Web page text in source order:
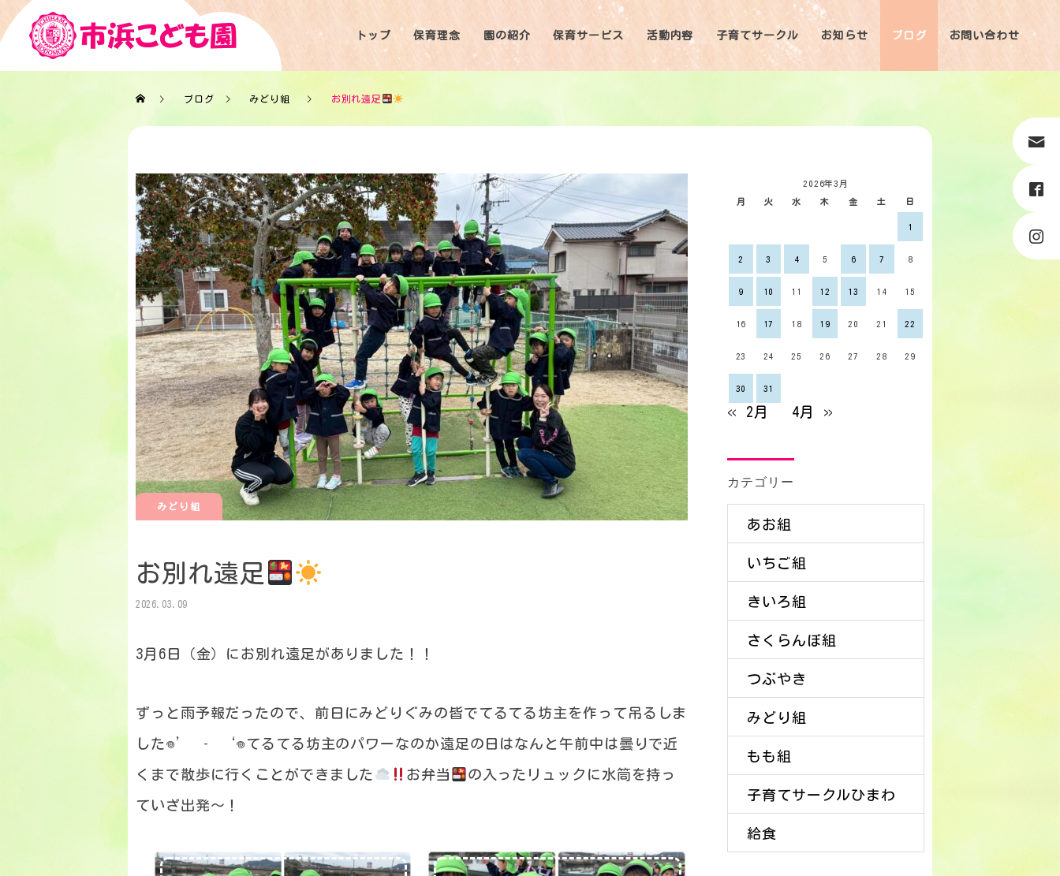
トップ 保育理念 園の紹介 保育サービス 活動内容 子育てサークル お知らせ ブログ お問い合わせ
ブログ みどり組 お別れ遠足
みどり組
お別れ遠足
2026.03.09
3月6日（金）にお別れ遠足がありました！！
ずっと雨予報だったので、前日にみどりぐみの皆でてるてる坊主を作って吊るしま
した𖦹‎’ ‐ ‘𖦹‎‎てるてる坊主のパワーなのか遠足の日はなんと午前中は曇りで近
くまで散歩に行くことができました お弁当 の入ったリュックに水筒を持っ
ていざ出発～！
2026年3月
月 火 水 木 金 土 日
1
2 3 4 5 6 7 8
9 10 11 12 13 14 15
16 17 18 19 20 21 22
23 24 25 26 27 28 29
30 31
« 2月 4月 »
カテゴリー
あお組
いちご組
きいろ組
さくらんぼ組
つぶやき
みどり組
もも組
子育てサークルひまわ
り
給食